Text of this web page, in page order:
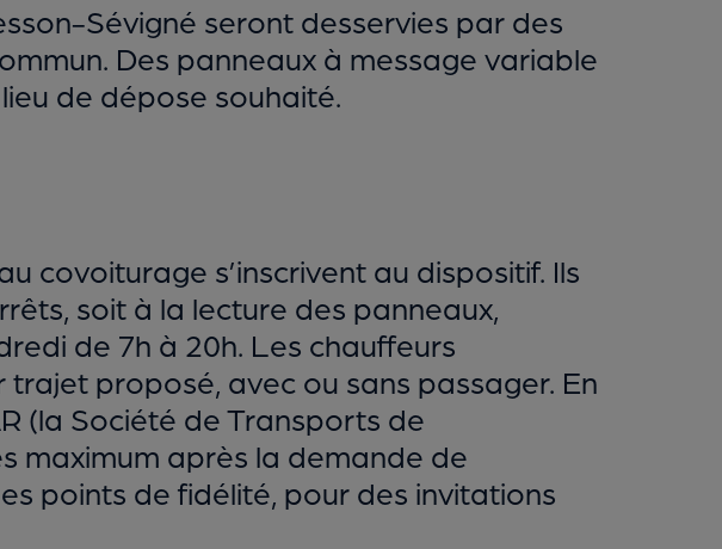
Sévigné seront desservies par des
Des panneaux à message variable
de dépose souhaité.
covoiturage s’inscrivent au dispositif. Ils
soit à la lecture des panneaux,
de 7h à 20h. Les chauffeurs
proposé, avec ou sans passager. En
(la Société de Transports de
maximum après la demande de
points de fidélité, pour des invitations